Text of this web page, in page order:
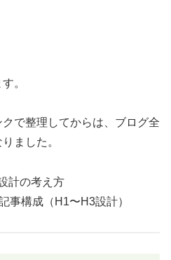
。
で整理してからは、ブログ全
ました。
計の考え方
事構成（H1〜H3設計）